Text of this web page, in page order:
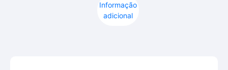
Informação
adicional